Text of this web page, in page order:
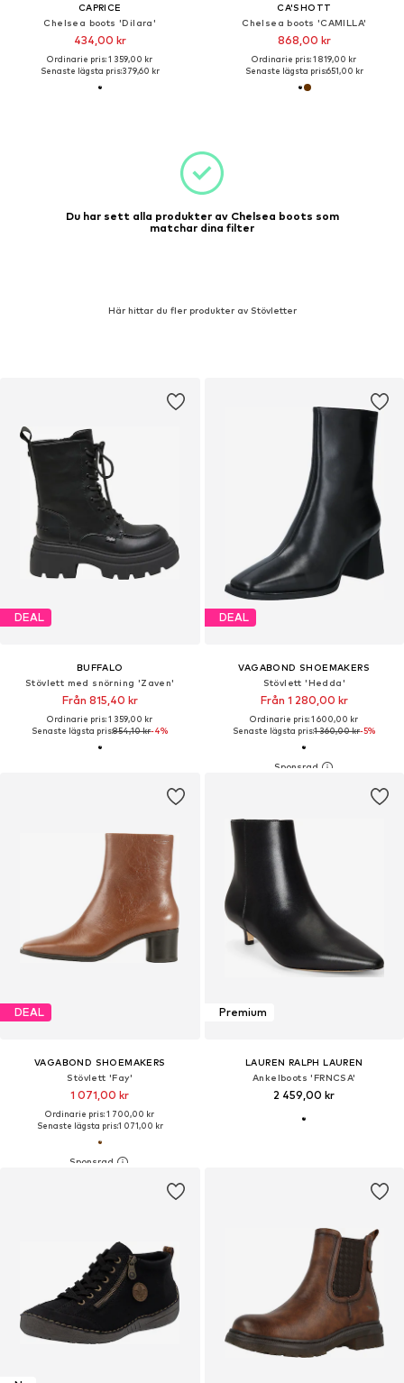
CAPRICE
Chelsea boots 'Dilara'
434,00 kr
Ordinarie pris: 1 359,00 kr
Senaste lägsta pris:379,60 kr
CA'SHOTT
Chelsea boots 'CAMILLA'
868,00 kr
Ordinarie pris: 1 819,00 kr
Senaste lägsta pris:651,00 kr
Du har sett alla produkter av Chelsea boots som
matchar dina filter
Här hittar du fler produkter av Stövletter
DEAL
BUFFALO
Stövlett med snörning 'Zaven'
Från 815,40 kr
Ordinarie pris: 1 359,00 kr
Senaste lägsta pris:854,10 kr-4%
DEAL
VAGABOND SHOEMAKERS
Stövlett 'Hedda'
Från 1 280,00 kr
Ordinarie pris: 1 600,00 kr
Senaste lägsta pris:1 360,00 kr-5%
DEAL
VAGABOND SHOEMAKERS
Stövlett 'Fay'
1 071,00 kr
Ordinarie pris: 1 700,00 kr
Senaste lägsta pris:1 071,00 kr
Premium
LAUREN RALPH LAUREN
Ankelboots 'FRNCSA'
2 459,00 kr